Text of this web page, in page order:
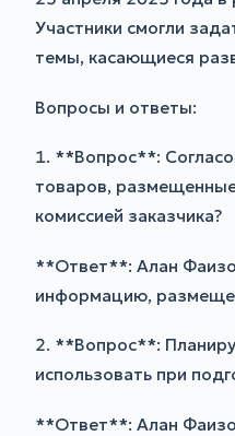
Участники смогли
темы, касающиеся
Вопросы и ответы:
1. **Вопрос**:
товаров,
комиссией заказчика?
**Ответ**: Алан
информацию,
2. **Вопрос**:
использовать при
**Ответ**: Алан